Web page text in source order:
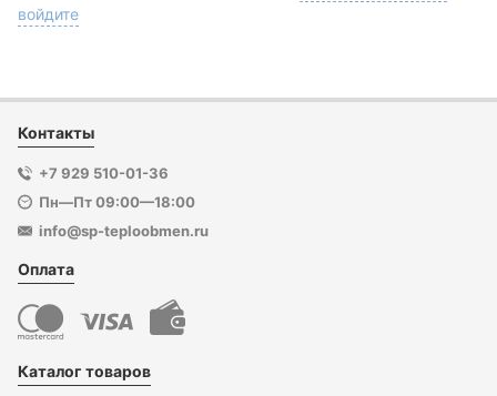
войдите
Контакты
+7 929 510-01-36
Пн—Пт 09:00—18:00
info@sp-teploobmen.ru
Оплата
Каталог товаров